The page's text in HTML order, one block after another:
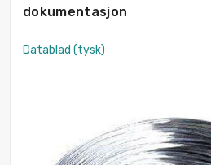
dokumentasjon
Datablad (tysk)